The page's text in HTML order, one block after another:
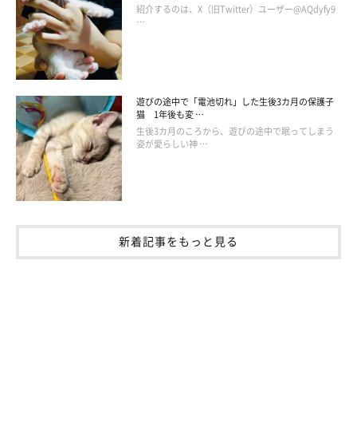
紹介するのは、X（旧Twitter）ユーザー@AQdyfy9
…
遊びの途中で「電池切れ」した生後3カ月の保護子
猫 1年後も変 …
生後3カ月のころから、遊びの途中で眠ってしまう
姿が愛らしい神 …
新着記事をもっと見る